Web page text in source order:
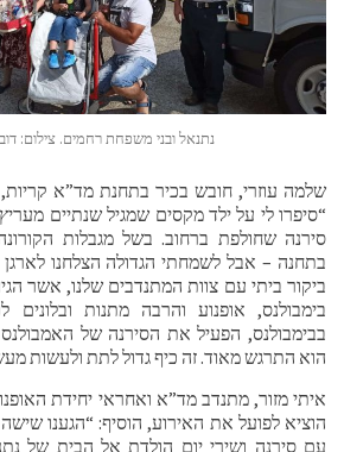
נתנאל ובני משפחת רחמים. צילום:
שלמה עוזרי, חובש בכיר בתחנת מד”א
“סיפרו לי על ילד מקסים שמגיל שנתיים
סירנה שחולפת ברחוב. בשל מגבלות
בתחנה – אבל לשמחתי הגדולה הצלחנו
ביקור ביתי עם צוות המתנדבים שלנו, אשר
בימבולנס, אופנוע והרבה מתנות
בבימבולנס, הפעיל את הסירנה של
הוא התרגש מאוד. זה כיף גדול לתת ולעשות
איתי מזור, מתנדב מד”א ואחראי יחידת
הוציא לפועל את האירוע, הוסיף: “הגענו
עם סירנה ושירי יום הולדת אל הבית של